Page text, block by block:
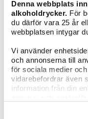
Denna webbplats
alkoholdrycker. För
du därför vara 25 år
webbplatsen intygar
Vi använder
och annonserna till
för sociala medier
vidarebefordrar även
information från din
information som du